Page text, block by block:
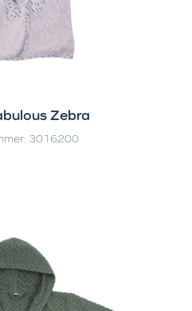
Zebra
3016200